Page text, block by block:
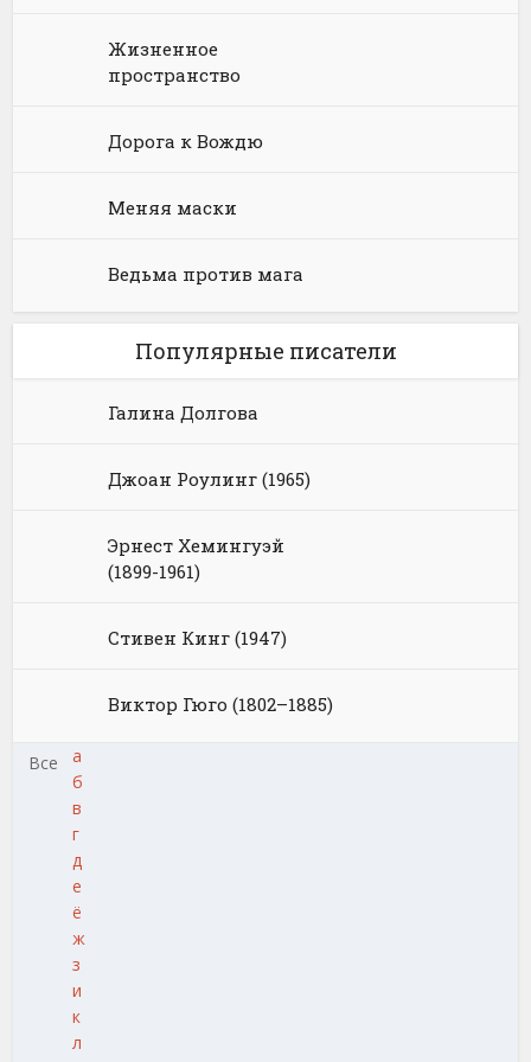
Жизненное
пространство
Дорога к Вождю
Меняя маски
Ведьма против мага
Популярные писатели
Галина Долгова
Джоан Роулинг (1965)
Эрнест Хемингуэй
(1899-1961)
Стивен Кинг (1947)
Виктор Гюго (1802–1885)
Все
а
б
в
г
д
е
ё
ж
з
и
к
л